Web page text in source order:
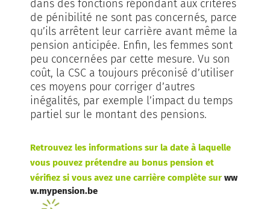
dans des fonctions répondant aux critères
de pénibilité ne sont pas concernés, parce
qu’ils arrêtent leur carrière avant même la
pension anticipée. Enfin, les femmes sont
peu concernées par cette mesure. Vu son
coût, la CSC a toujours préconisé d’utiliser
ces moyens pour corriger d’autres
inégalités, par exemple l’impact du temps
partiel sur le montant des pensions.
Retrouvez les informations sur la date à laquelle
vous pouvez prétendre au bonus pension et
vérifiez si vous avez une carrière complète sur ww
w.mypension.be